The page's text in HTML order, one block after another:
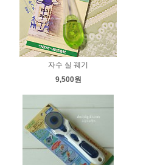
자수 실 꿰기
9,500원